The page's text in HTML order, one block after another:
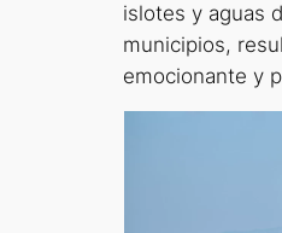
islotes y aguas
municipios,
emocionante y